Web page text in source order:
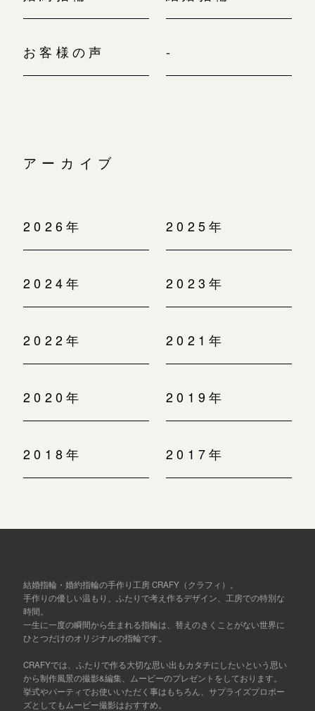
お客様の声 -
アーカイブ
2026年 2025年
2024年 2023年
2022年 2021年
2020年 2019年
2018年 2017年
結婚指輪・婚約指輪の手作り工房 CRAFY（クラフィ）。
手作りの優しい温もり、ふたりで考え作るデザイン、工房での特別な
時間。
一生に一度の瞬間から生まれる指輪は、替えのきくことがない世界に
ひとつだけのオリジナルの指輪です。
CRAFYでは、ふたりで作る大切な思い出もカタチにしたいという思い
から制作風景の撮影&編集、ムービーのプレゼントをしております。
挙式やパーティでお使いいただく事はもちろん、サプライズプロポー
ズとしてもムービー撮影はおすすめ。